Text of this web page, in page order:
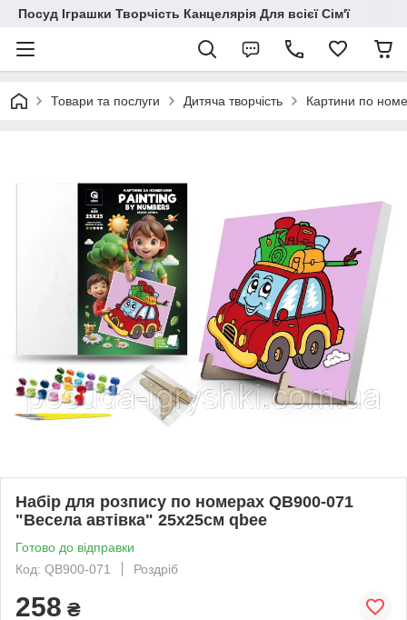
Посуд Іграшки Творчість Канцелярія Для всієї Сім'ї
Товари та послуги Дитяча творчість Картини по
Набір для розпису по номерах QB900-071
"Весела автівка" 25х25см qbee
Готово до відправки
Код: QB900-071
Роздріб
258 ₴